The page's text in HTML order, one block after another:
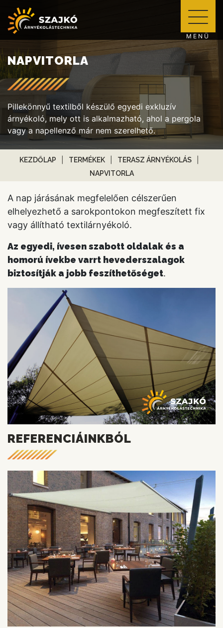
MENÜ
NAPVITORLA
Pillekönnyű textilből készülő egyedi exkluzív
árnyékoló, mely ott is alkalmazható, ahol a pergola
vagy a napellenző már nem szerelhető.
KEZDŐLAP TERMÉKEK
TERASZ ÁRNYÉKOLÁS
NAPVITORLA
A nap járásának megfelelően célszerűen
elhelyezhető a sarokpontokon megfeszített fix
vagy állítható textilárnyékoló.
Az egyedi, ívesen szabott oldalak és a
homorú ívekbe varrt hevederszalagok
biztosítják a jobb feszíthetőséget.
REFERENCIÁINKBÓL